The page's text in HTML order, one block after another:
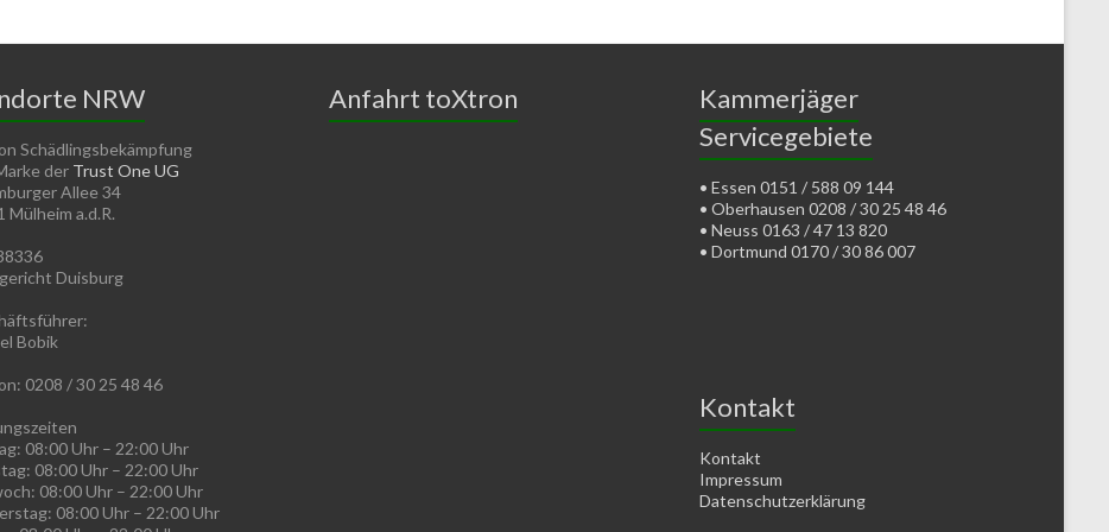
NRW
Schädlingsbekämpfung
der Trust One UG
Allee 34
Mülheim a.d.R.
Duisburg
Bobik
0208 / 30 25 48 46
08:00 Uhr – 22:00 Uhr
08:00 Uhr – 22:00 Uhr
08:00 Uhr – 22:00 Uhr
08:00 Uhr – 22:00 Uhr
Anfahrt toXtron
Kammerjäger
Servicegebiete
• Essen 0151 / 588 09 144
• Oberhausen 0208 / 30 25 48 46
• Neuss 0163 / 47 13 820
• Dortmund 0170 / 30 86 007
Kontakt
Kontakt
Impressum
Datenschutzerklärung